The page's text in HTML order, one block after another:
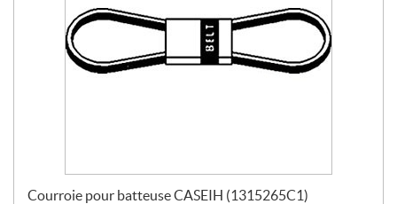
Courroie pour batteuse CASEIH (1315265C1)